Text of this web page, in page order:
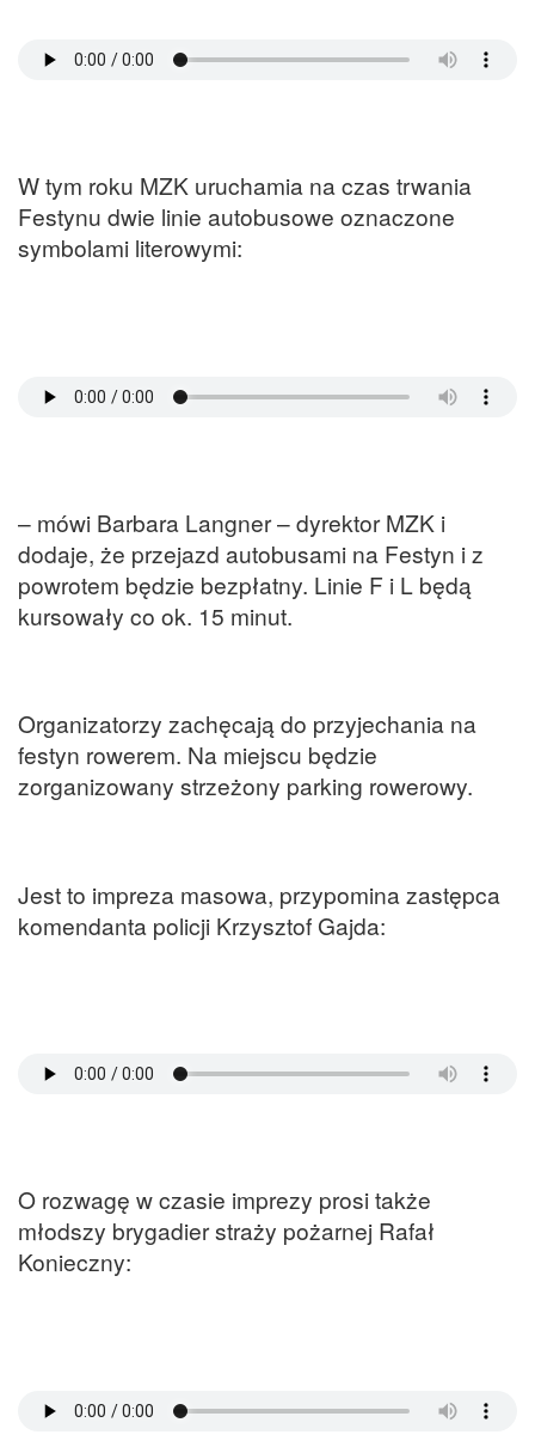
W tym roku MZK uruchamia na czas trwania
Festynu dwie linie autobusowe oznaczone
symbolami literowymi:
– mówi Barbara Langner – dyrektor MZK i
dodaje, że przejazd autobusami na Festyn i z
powrotem będzie bezpłatny. Linie F i L będą
kursowały co ok. 15 minut.
Organizatorzy zachęcają do przyjechania na
festyn rowerem. Na miejscu będzie
zorganizowany strzeżony parking rowerowy.
Jest to impreza masowa, przypomina zastępca
komendanta policji Krzysztof Gajda:
O rozwagę w czasie imprezy prosi także
młodszy brygadier straży pożarnej Rafał
Konieczny: